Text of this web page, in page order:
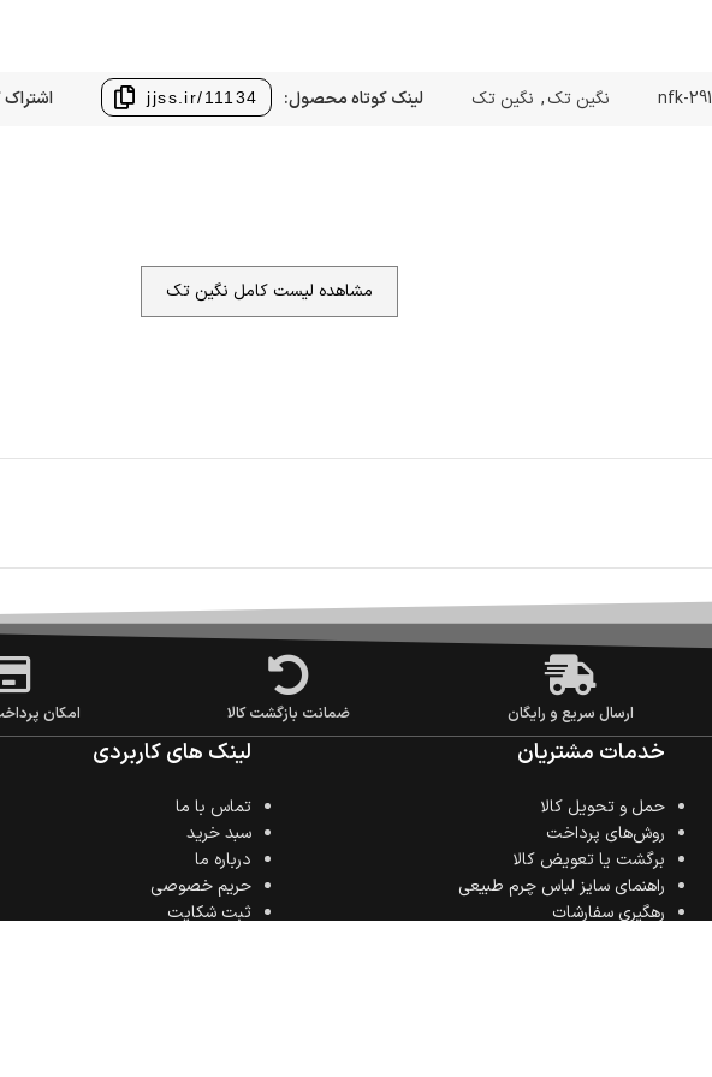
nfk-291 نگین تک, نگین تک لینک کوتاه محصول: jjss.ir/11134
مشاهده لیست کامل نگین تک
ارسال سریع و رایگان ضمانت بازگشت کالا امکان
خدمات مشتریان
حمل‌ و تحویل کالا
روش‌های پرداخت
برگشت یا تعویض کالا
راهنمای سایز لباس چرم طبیعی
رهگیری سفارشات
لینک های کاربردی
تماس با ما
سبد خرید
درباره ما
حریم خصوصی
ثبت شکایت